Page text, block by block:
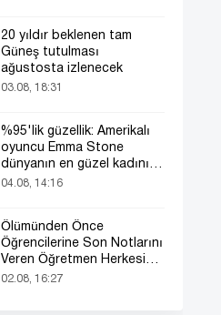
20 yıldır beklenen tam
Güneş tutulması
ağustosta izlenecek
03.08, 18:31
%95'lik güzellik: Amerikalı
oyuncu Emma Stone
dünyanın en güzel kadını
seçildi!
04.08, 14:16
Ölümünden Önce
Öğrencilerine Son Notlarını
Veren Öğretmen Herkesi
Derinden Etkiledi
02.08, 16:27